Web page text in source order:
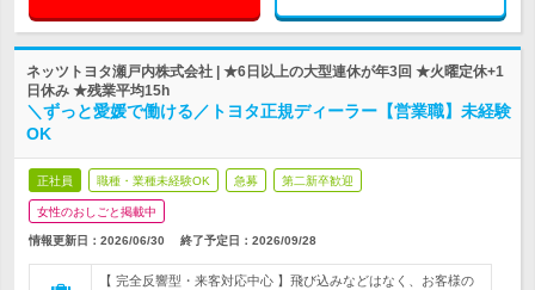
ネッツトヨタ瀬戸内株式会社 | ★6日以上の大型連休が年3回 ★火曜定休+1
日休み ★残業平均15h
＼ずっと愛媛で働ける／トヨタ正規ディーラー【営業職】未経験
OK
正社員 職種・業種未経験OK 急募 第二新卒歓迎
女性のおしごと掲載中
情報更新日：2026/06/30 終了予定日： 2026/09/28
【 完全反響型・来客対応中心 】飛び込みなどはなく、お客様の